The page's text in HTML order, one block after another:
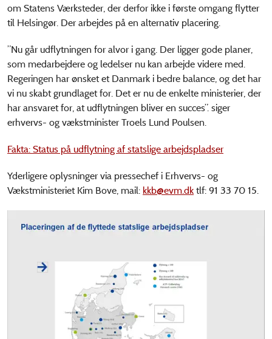
om Statens Værksteder, der derfor ikke i første omgang flytter
til Helsingør. Der arbejdes på en alternativ placering.
”Nu går udflytningen for alvor i gang. Der ligger gode planer,
som medarbejdere og ledelser nu kan arbejde videre med.
Regeringen har ønsket et Danmark i bedre balance, og det har
vi nu skabt grundlaget for. Det er nu de enkelte ministerier, der
har ansvaret for, at udflytningen bliver en succes”. siger
erhvervs- og vækstminister Troels Lund Poulsen.
Fakta: Status på udflytning af statslige arbejdspladser
Yderligere oplysninger via pressechef i Erhvervs- og
Vækstministeriet Kim Bove, mail: kkb@evm.dk tlf: 91 33 70 15.